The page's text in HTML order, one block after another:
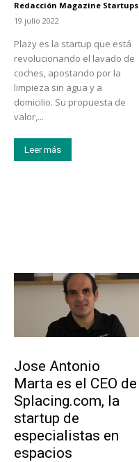
Redacción Magazine Startups
-
19 julio 2022
Plazy es la startup que está
revolucionando el lavado de
coches, apostando por la
limpieza sin agua y a
domicilio. Su propuesta de
valor,...
Leer más
Jose Antonio
Marta es el CEO de
Splacing.com, la
startup de
especialistas en
espacios